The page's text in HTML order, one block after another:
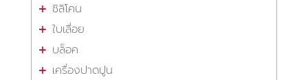
ซิลิโคน
ใบเลื่อย
บล็อค
เครื่องปาดปูน